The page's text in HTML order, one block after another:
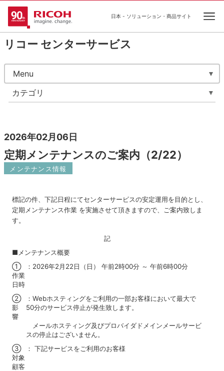
日本 - ソリューション・商品サイト
リコー センターサービス
Menu
カテゴリ
2026年02月06日
定期メンテナンスのご案内（2/22）
メンテナンス情報
標記の件、下記日程にてセンターサービスの安定運用を目的とし、
定期メンテナンス作業 を実施させて頂きますので、ご案内致しま
す。
記
■メンテナンス概要
①
作業
日時
：2026年2月22日（日） 午前2時00分 ～ 午前6時00分
②
影
響
：Webホスティングをご利用の一部お客様において最大で
50分のサービス停止が発生致します。
メールホスティング及びプロバイダドメインメールサービ
スの停止はございません。
③
対象
顧客
： 下記サービスをご利用のお客様